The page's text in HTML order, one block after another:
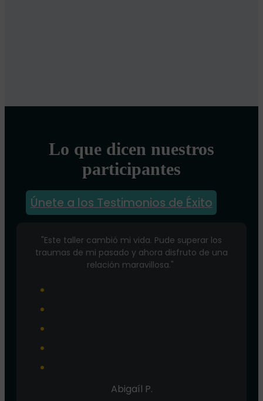
Lo que dicen nuestros
participantes
Únete a los Testimonios de Éxito
"Este taller cambió mi vida. Pude superar los
traumas de mi pasado y ahora disfruto de una
relación maravillosa."
Abigaíl P.